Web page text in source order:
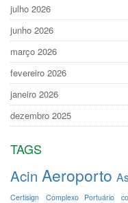
julho 2026
junho 2026
março 2026
fevereiro 2026
janeiro 2026
dezembro 2025
TAGS
Acin Aeroporto
Certisign Complexo Portuário